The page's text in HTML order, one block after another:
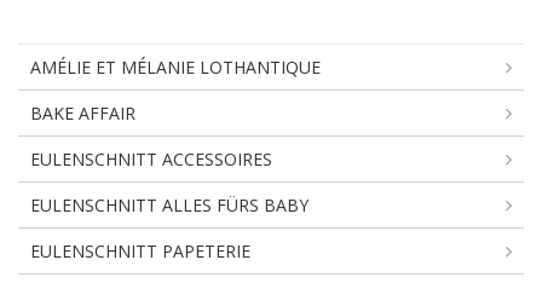
AMÉLIE ET MÉLANIE LOTHANTIQUE
BAKE AFFAIR
EULENSCHNITT ACCESSOIRES
EULENSCHNITT ALLES FÜRS BABY
EULENSCHNITT PAPETERIE